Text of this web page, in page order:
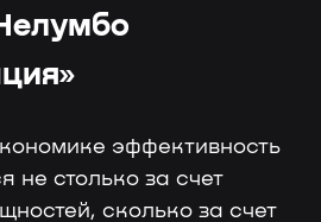
эффективность
не столько за счет
сколько за счет